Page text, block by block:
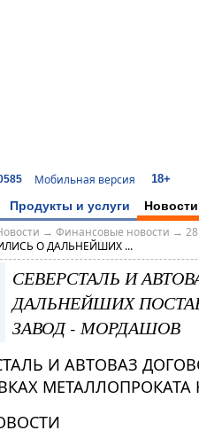
Мобильная версия 18+
Продукты и услуги Новости
→ Финансовые новости →
О ДАЛЬНЕЙШИХ ...
СЕВЕРСТАЛЬ И
ДАЛЬНЕЙШИХ
ЗАВОД - МОРДАШОВ
И АВТОВАЗ